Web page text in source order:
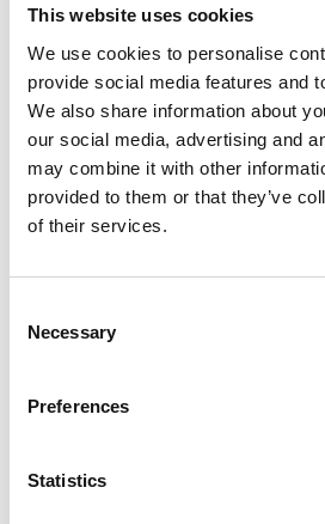
This website uses cookies
We use cookies to personalise
provide social media features and
We also share information about
our social media, advertising and
may combine it with other
provided to them or that they’ve
of their services.
Selection
Necessary
Preferences
Statistics
costruzione di nuove
Repubblica Ceca
La Škoda avvia la produzione